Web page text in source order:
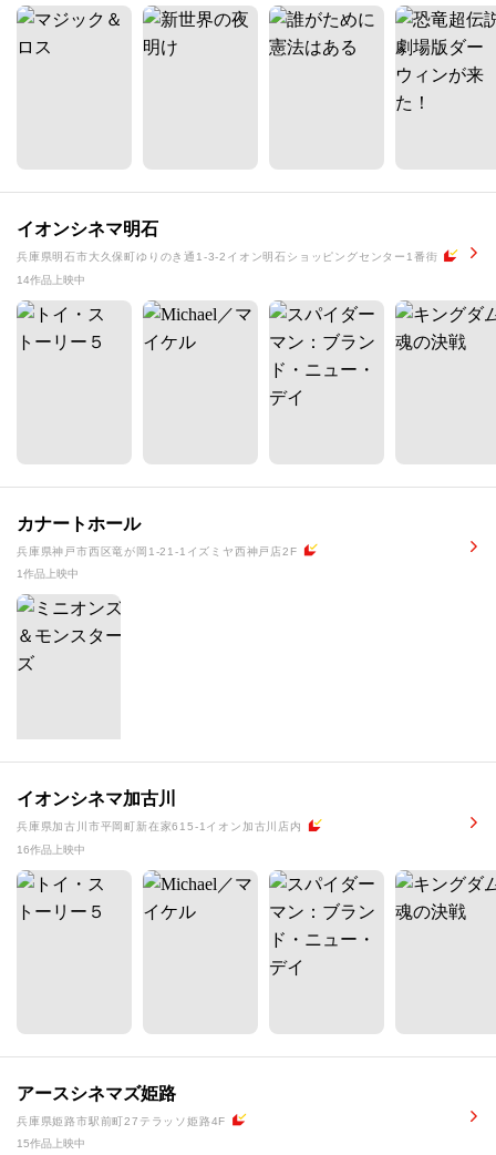
イオンシネマ明石
兵庫県明石市大久保町ゆりのき通1-3-2イオン明石ショッピングセンター1番街
14作品上映中
カナートホール
兵庫県神戸市西区竜が岡1-21-1イズミヤ西神戸店2F
1作品上映中
イオンシネマ加古川
兵庫県加古川市平岡町新在家615-1イオン加古川店内
16作品上映中
アースシネマズ姫路
兵庫県姫路市駅前町27テラッソ姫路4F
15作品上映中